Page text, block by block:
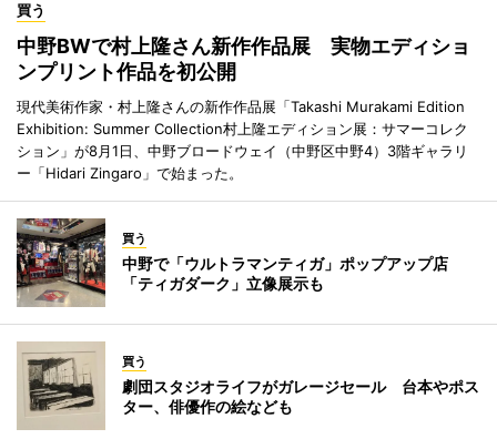
買う
中野BWで村上隆さん新作作品展 実物エディショ
ンプリント作品を初公開
現代美術作家・村上隆さんの新作作品展「Takashi Murakami Edition
Exhibition: Summer Collection村上隆エディション展：サマーコレク
ション」が8月1日、中野ブロードウェイ（中野区中野4）3階ギャラリ
ー「Hidari Zingaro」で始まった。
買う
中野で「ウルトラマンティガ」ポップアップ店
「ティガダーク」立像展示も
買う
劇団スタジオライフがガレージセール 台本やポス
ター、俳優作の絵なども